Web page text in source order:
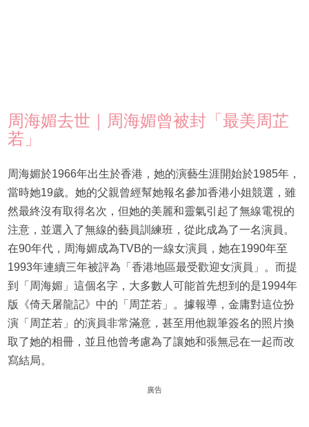
周海媚去世｜周海媚曾被封「最美周芷
若」
周海媚於1966年出生於香港，她的演藝生涯開始於1985年，
當時她19歲。她的父親曾經幫她報名參加香港小姐競選，雖
然最終沒有取得名次，但她的美麗和靈氣引起了無線電視的
注意，並選入了無線的藝員訓練班，從此成為了一名演員。
在90年代，周海媚成為TVB的一線女演員，她在1990年至
1993年連續三年被評為「香港地區最受歡迎女演員」。而提
到「周海媚」這個名字，大多數人可能首先想到的是1994年
版《倚天屠龍記》中的「周芷若」。據報導，金庸對這位扮
演「周芷若」的演員非常滿意，甚至用他親筆簽名的照片換
取了她的相冊，並且他曾考慮為了讓她和張無忌在一起而改
寫結局。
廣告